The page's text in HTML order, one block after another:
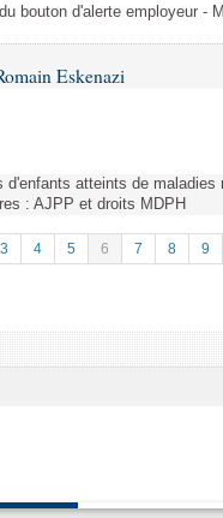
bouton d'alerte employeur -
Eskenazi
d'enfants atteints de
: AJPP et droits MDPH
3 4 5 6 7 8 9